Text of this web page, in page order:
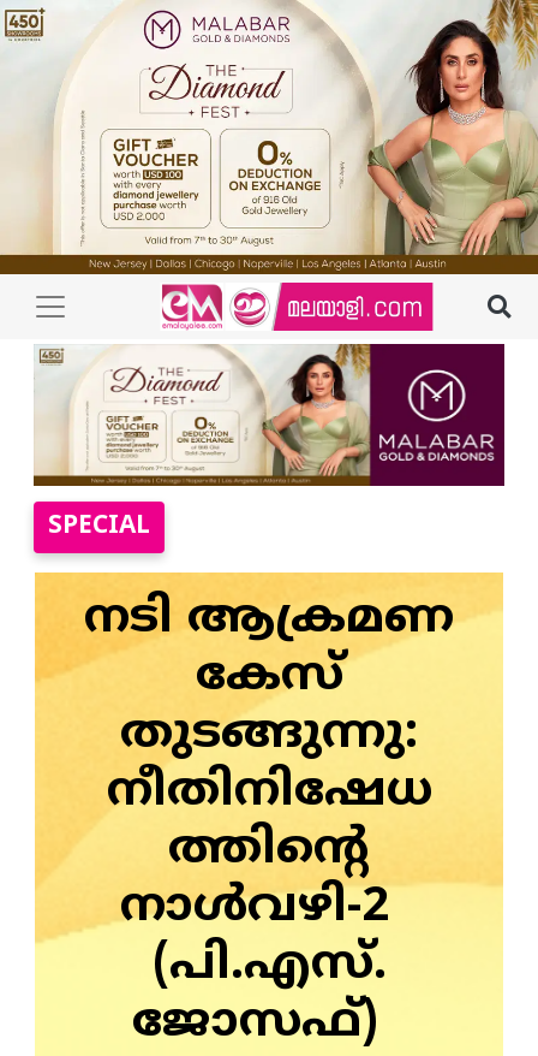
SPECIAL
നടി ആക്രമണ
കേസ്
തുടങ്ങുന്നു:
നീതിനിഷേധ
ത്തിന്റെ
നാൾവഴി-2
(പി.എസ്.
ജോസഫ്)